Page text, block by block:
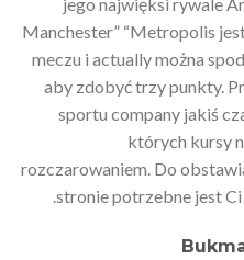
jego najwięksi rywale
Manchester” “Metropolis
meczu i actually można
aby zdobyć trzy punkty.
sportu company jakiś
których kursy
rozczarowaniem. Do
stronie potrzebne jest